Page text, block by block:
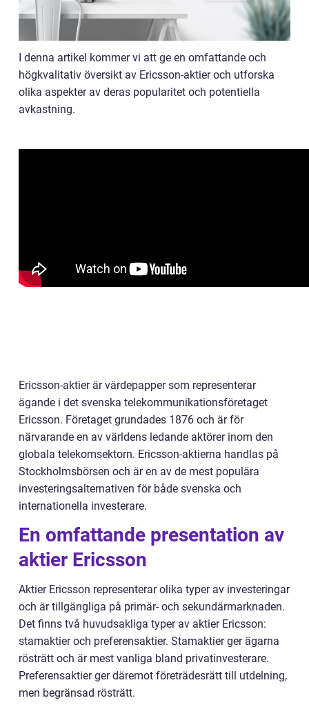
I denna artikel kommer vi att ge en omfattande och
högkvalitativ översikt av Ericsson-aktier och utforska
olika aspekter av deras popularitet och potentiella
avkastning.
Ericsson-aktier är värdepapper som representerar
ägande i det svenska telekommunikationsföretaget
Ericsson. Företaget grundades 1876 och är för
närvarande en av världens ledande aktörer inom den
globala telekomsektorn. Ericsson-aktierna handlas på
Stockholmsbörsen och är en av de mest populära
investeringsalternativen för både svenska och
internationella investerare.
En omfattande presentation av
aktier Ericsson
Aktier Ericsson representerar olika typer av investeringar
och är tillgängliga på primär- och sekundärmarknaden.
Det finns två huvudsakliga typer av aktier Ericsson:
stamaktier och preferensaktier. Stamaktier ger ägarna
rösträtt och är mest vanliga bland privatinvesterare.
Preferensaktier ger däremot företrädesrätt till utdelning,
men begränsad rösträtt.